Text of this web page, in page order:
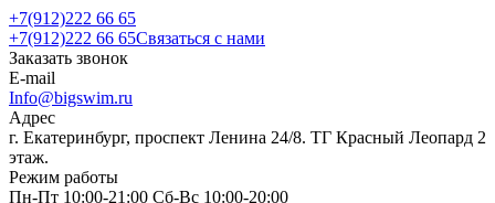
+7(912)222 66 65
+7(912)222 66 65Связаться с нами
Заказать звонок
E-mail
Info@bigswim.ru
Адрес
г. Екатеринбург, проспект Ленина 24/8. ТГ Красный Леопард 2
этаж.
Режим работы
Пн-Пт 10:00-21:00 Сб-Вс 10:00-20:00